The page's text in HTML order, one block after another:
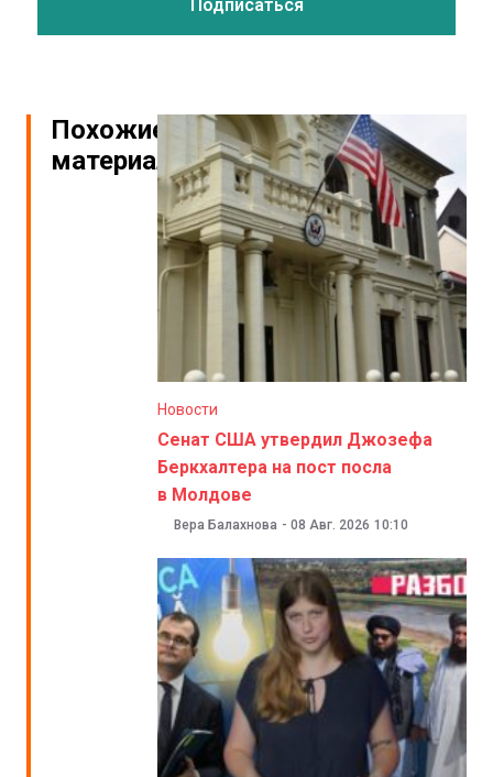
Похожие
материалы
Новости
Сенат США утвердил Джозефа
Беркхалтера на пост посла
в Молдове
Вера Балахнова - 08 Авг. 2026 10:10